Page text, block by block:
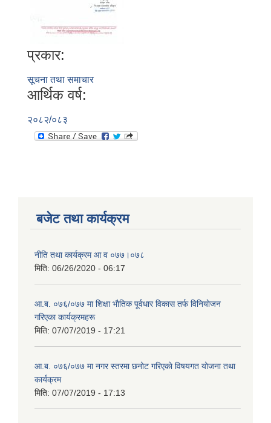
प्रकार:
सूचना तथा समाचार
आर्थिक वर्ष:
२०८२/०८३
बजेट तथा कार्यक्रम
नीति तथा कार्यक्रम आ‍ व ०७७।०७८
मिति: 06/26/2020 - 06:17
आ.ब. ०७६/०७७ मा शिक्षा भाैतिक पूर्वधार विकास तर्फ विनियाेजन
गरिएका कार्यक्रमहरू
मिति: 07/07/2019 - 17:21
आ.ब. ०७६/०७७ मा नगर स्तरमा छनोट गरिएकाे विषयगत योजना तथा
कार्यक्रम
मिति: 07/07/2019 - 17:13